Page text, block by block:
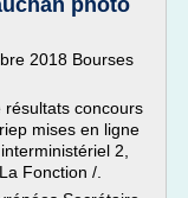
photo
2018 Bourses
résultats concours
mises en ligne
2,
Fonction /.